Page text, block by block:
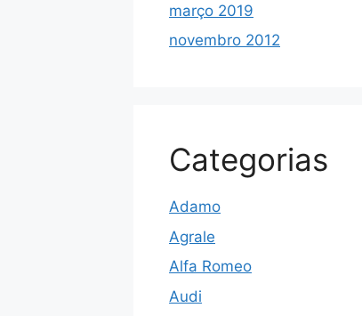
março 2019
novembro 2012
Categorias
Adamo
Agrale
Alfa Romeo
Audi